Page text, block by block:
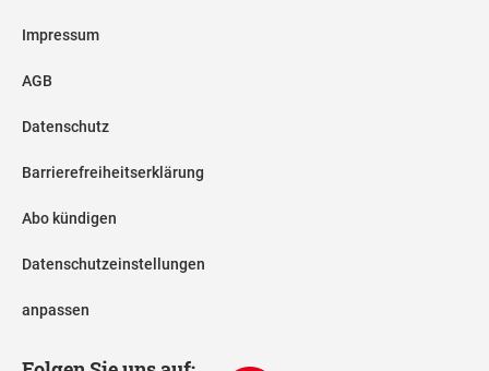
Impressum
AGB
Datenschutz
Barrierefreiheitserklärung
Abo kündigen
Datenschutzeinstellungen
anpassen